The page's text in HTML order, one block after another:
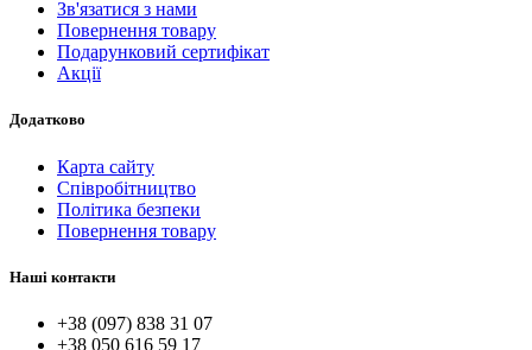
Зв'язатися з нами
Повернення товару
Подарунковий сертифікат
Акції
Додатково
Карта сайту
Співробітництво
Політика безпеки
Повернення товару
Наші контакти
+38 (097) 838 31 07
+38 050 616 59 17